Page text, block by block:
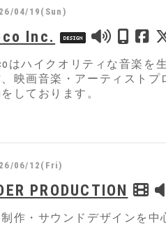
04/19(Sun)
Inc.
はハイクオリティな音楽を
映画音楽・アーティスト
しております。
06/12(Fri)
PRODUCTION
作・サウンドデザインを